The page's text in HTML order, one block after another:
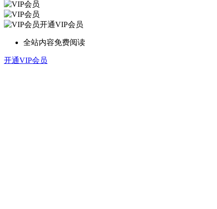
开通VIP会员
全站内容免费阅读
开通VIP会员